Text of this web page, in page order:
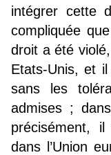
intégrer cette
compliquée
droit a été
Etats-Unis, et il
sans les
admises ;
précisément,
dans l’Union